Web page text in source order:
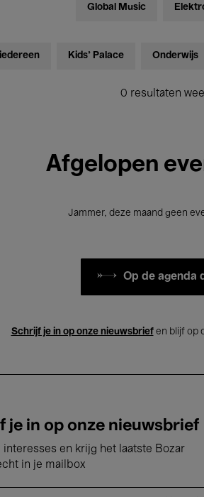
Global Music
Kids’ Palace Onderwijs
0 resultaten
Afgelopen
Jammer, deze maand geen
Op de agenda
Schrijf je in op onze nieuwsbriefen blijf op
je in op onze nieuwsbrief
interesses en krijg het laatste Bozar
in je mailbox